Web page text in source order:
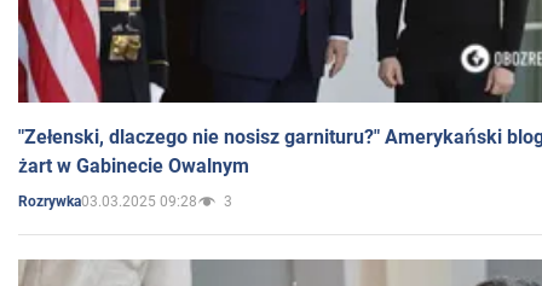
"Zełenski, dlaczego nie nosisz garnituru?" Amerykański
żart w Gabinecie Owalnym
Rozrywka03.03.2025 09:28 3